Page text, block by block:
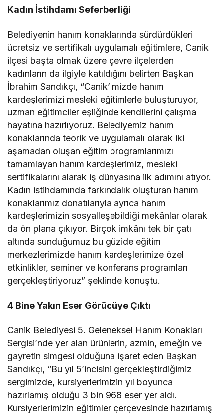
Başlıyor
Kadın İstihdamı Seferberliği
Belediyenin hanım konaklarında sürdürdükleri
ücretsiz ve sertifikalı uygulamalı eğitimlere, Canik
ilçesi başta olmak üzere çevre ilçelerden
kadınların da ilgiyle katıldığını belirten Başkan
İbrahim Sandıkçı, “Canik’imizde hanım
kardeşlerimizi mesleki eğitimlerle buluşturuyor,
uzman eğitimciler eşliğinde kendilerini çalışma
hayatına hazırlıyoruz. Belediyemiz hanım
konaklarında teorik ve uygulamalı olarak iki
aşamadan oluşan eğitim programlarımızı
tamamlayan hanım kardeşlerimiz, mesleki
sertifikalarını alarak iş dünyasına ilk adımını atıyor.
Kadın istihdamında farkındalık oluşturan hanım
konaklarımız donatılarıyla ayrıca hanım
kardeşlerimizin sosyalleşebildiği mekânlar olarak
da ön plana çıkıyor. Birçok imkânı tek bir çatı
altında sunduğumuz bu güzide eğitim
merkezlerimizde hanım kardeşlerimize özel
etkinlikler, seminer ve konferans programları
gerçekleştiriyoruz” şeklinde konuştu.
4 Bine Yakın Eser Görücüye Çıktı
Canik Belediyesi 5. Geleneksel Hanım Konakları
Sergisi’nde yer alan ürünlerin, azmin, emeğin ve
gayretin simgesi olduğuna işaret eden Başkan
Sandıkçı, “Bu yıl 5’incisini gerçekleştirdiğimiz
sergimizde, kursiyerlerimizin yıl boyunca
hazırlamış olduğu 3 bin 968 eser yer aldı.
Kursiyerlerimizin eğitimler çerçevesinde hazırlamış